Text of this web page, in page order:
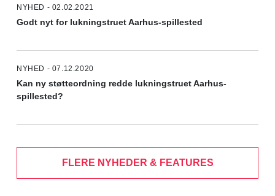
NYHED - 02.02.2021
Godt nyt for lukningstruet Aarhus-spillested
NYHED - 07.12.2020
Kan ny støtteordning redde lukningstruet Aarhus-
spillested?
FLERE NYHEDER & FEATURES